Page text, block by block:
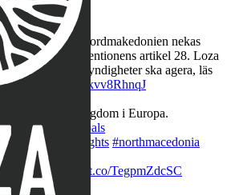
barn i Nordmakedonien nekas
mot Barnkonventionens artikel 28. Loza
för att lokala myndigheter ska agera, läs
här:
https://t.co/ykvv8RhnqJ
för minskad fattigdom i Europa.
#globalgoals
#humanrights #northmacedonia
det bättre
https://t.co/TegpmZdcSC
, Mar 22